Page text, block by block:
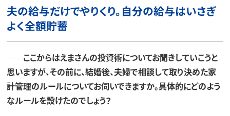
夫の給与だけでやりくり。自分の給与はいさぎ
よく全額貯蓄
──ここからはえまさんの投資術についてお聞きしていこうと
思いますが、その前に、結婚後、夫婦で相談して取り決めた家
計管理のルールについてお伺いできますか。具体的にどのよう
なルールを設けたのでしょう？